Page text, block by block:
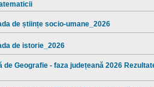
de științe socio-umane_2026
de istorie_2026
de Geografie - faza județeană 2026